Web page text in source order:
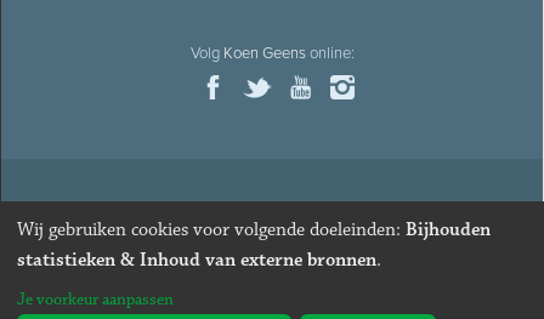
Volg Koen Geensonline:
© 2026Oud-minister en ere-volksvertegenwoordiger Koen
· Alle rechten voorbehouden · Cookies wijzigen
Webdesign&website ontwikkelingdoor Zenjoy in Leuven
Wij gebruiken cookies voor volgende doeleinden: Bijhouden
statistieken & Inhoud van externe bronnen.
Je voorkeur aanpassen